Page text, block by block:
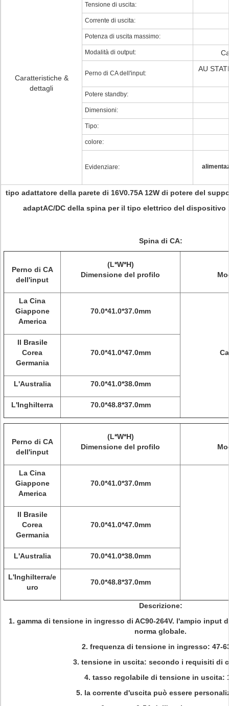
Caratteristiche &
dettagli
Tensione di uscita:
Corrente di uscita:
Potenza di uscita massimo:
Modalità di output:
Perno di CA dell'input:
AU
Potere standby:
Dimensioni:
Tipo:
colore:
Evidenziare:
tipo adattatore della parete di 16V0.75A 12W di potere del
adaptAC/DC della spina per il tipo elettrico del dispositivo
Spina di CA:
Perno di CA
dell'input
(L*W*H)
Dimensione del profilo
La Cina
Giappone
America
70.0*41.0*37.0mm
Il Brasile
Corea
Germania
70.0*41.0*47.0mm
L'Australia 70.0*41.0*38.0mm
L'Inghilterra 70.0*48.8*37.0mm
Perno di CA
dell'input
(L*W*H)
Dimensione del profilo
La Cina
Giappone
America
70.0*41.0*37.0mm
Il Brasile
Corea
Germania
70.0*41.0*47.0mm
L'Australia 70.0*41.0*38.0mm
L'Inghilterra/e
uro
70.0*48.8*37.0mm
Descrizione:
1. gamma di tensione in ingresso di AC90-264V. l'ampio input
norma globale.
2. frequenza di tensione in ingresso: 47-
3. tensione in uscita: secondo i requisiti di
4. tasso regolabile di tensione in uscita:
5. la corrente d'uscita può essere